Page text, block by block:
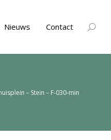
Nieuws Contact
– Stein – F-030-min